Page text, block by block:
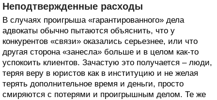
Неподтвержденные расходы
В случаях проигрыша «гарантированного» дела
адвокаты обычно пытаются объяснить, что у
конкурентов «связи» оказались серьезнее, или что
другая сторона «занесла» больше и в целом как-то
успокоить клиентов. Зачастую это получается – люди,
теряя веру в юристов как в институцию и не желая
терять дополнительное время и деньги, просто
смиряются с потерями и проигрышным делом. Те же